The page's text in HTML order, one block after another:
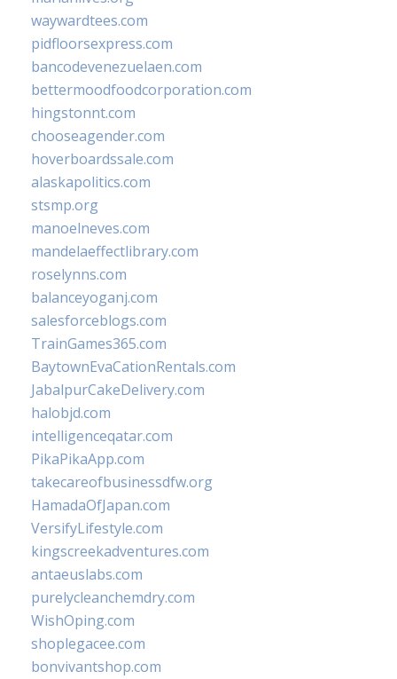
waywardtees.com
pidfloorsexpress.com
bancodevenezuelaen.com
bettermoodfoodcorporation.com
hingstonnt.com
chooseagender.com
hoverboardssale.com
alaskapolitics.com
stsmp.org
manoelneves.com
mandelaeffectlibrary.com
roselynns.com
balanceyoganj.com
salesforceblogs.com
TrainGames365.com
BaytownEvaCationRentals.com
JabalpurCakeDelivery.com
halobjd.com
intelligenceqatar.com
PikaPikaApp.com
takecareofbusinessdfw.org
HamadaOfJapan.com
VersifyLifestyle.com
kingscreekadventures.com
antaeuslabs.com
purelycleanchemdry.com
WishOping.com
shoplegacee.com
bonvivantshop.com